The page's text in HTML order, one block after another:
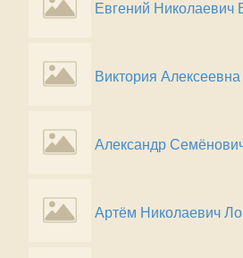
Евгений Николаевич
Виктория
Александр
Артём Николаевич